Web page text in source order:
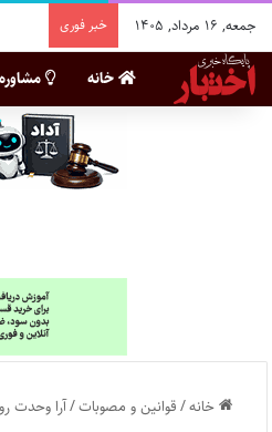
جمعه, ۱۶ مرداد, ۱۴۰۵ خبر فوری
خانه
خانه/قوانین و مصوبات/آرا وحدت